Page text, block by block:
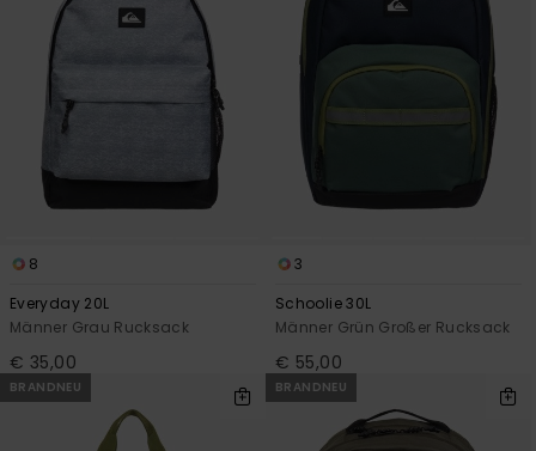
8
Everyday 20L
Männer Grau Rucksack
€ 35,00
3
Schoolie 30L
Männer Grün Großer Rucksack
€ 55,00
BRANDNEU BRANDNEU